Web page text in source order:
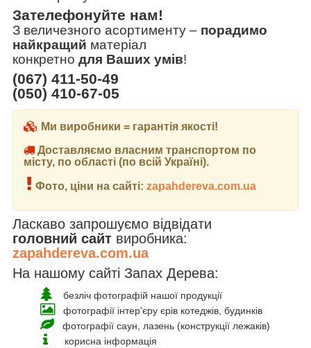
Зателефонуйте нам!
З величезного асортименту – порадимо
найкращий матеріал
конкретно для Ваших умів!
(067) 411-50-49
(050) 410-67-05
Ми виробники = гарантія якості!
Доставляємо власним транспортом по
місту, по області (по всій Україні).
Фото, ціни на сайті: zapahdereva.com.ua
Ласкаво запрошуємо відвідати
головний сайт виробника:
zapahdereva.com.ua
На нашому сайті Запах Дерева:
безліч фотографій нашої продукції
фотографії інтер'єру єрів котеджів, будинків
фотографії саун, лазень (конструкції лежаків)
корисна інформація